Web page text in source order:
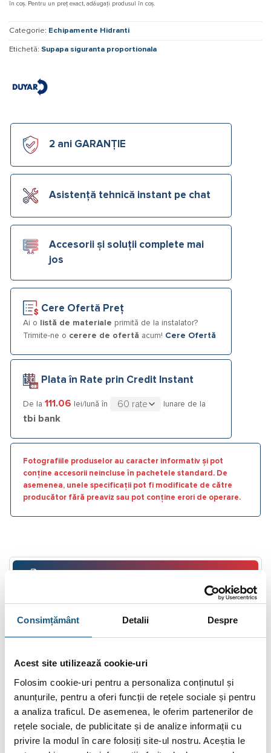
Consimțământ Detalii Despre
Acest site utilizează cookie-uri
Folosim cookie-uri pentru a personaliza conținutul și
anunțurile, pentru a oferi funcții de rețele sociale și pentru
a analiza traficul. De asemenea, le oferim partenerilor de
rețele sociale, de publicitate și de analize informații cu
privire la modul în care folosiți site-ul nostru. Aceștia le
în coș. Pentru un preț exact, adăugați produsul în coș.
Categorie: Echipamente Hidranti
Etichetă: Supapa siguranta proportionala
2 ani GARANȚIE
Asistență tehnică instant pe chat
Accesorii și soluții complete mai
jos
Cere Ofertă Preț
Ai o listă de materiale primită de la instalator?
Trimite-ne o cerere de ofertă acum! Cere Ofertă
Plata în Rate prin Credit Instant
De la 111.06 lei/lună în lunare de la
tbi bank
Fotografiile produselor au caracter informativ și pot
conține accesorii neincluse în pachetele standard. De
asemenea, unele specificații pot fi modificate de către
producător fără preaviz sau pot conține erori de operare.
BRAND
Supapa siguranta proportionala PN16
Supapele de siguranță sunt utilizate pentru control local şi se
folosesc în sistemele de alimentare cu apă, HVAC, abur şi de